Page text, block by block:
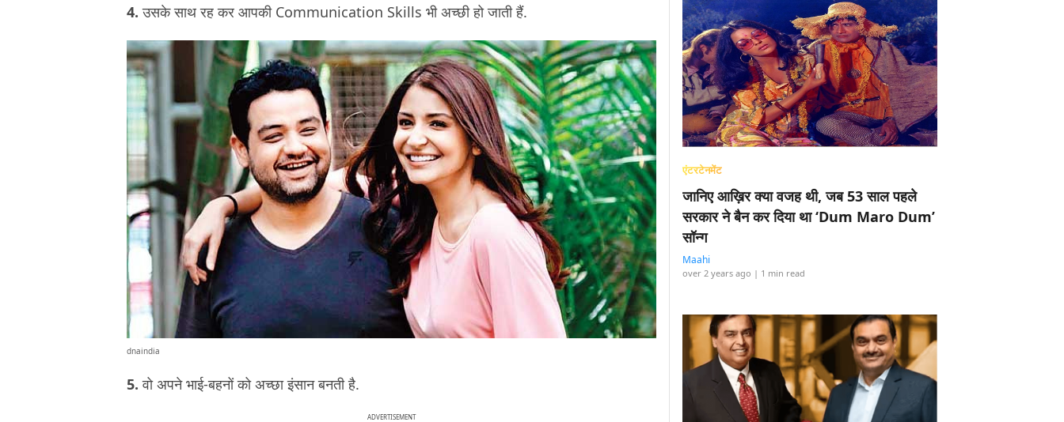
4. उसके साथ रह कर आपकी Communication Skills भी अच्छी हो जाती हैं.
dnaindia
5. वो अपने भाई-बहनों को अच्छा इंसान बनती है.
ADVERTISEMENT
एंटरटेनमेंट
जानिए आख़िर क्या वजह थी, जब 53 साल पहले
सरकार ने बैन कर दिया था ‘Dum Maro Dum’
सॉन्ग
Maahi
over 2 years ago | 1 min read